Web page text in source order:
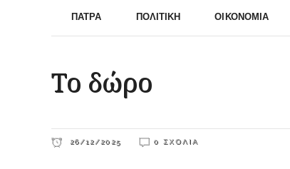
ΠΆΤΡΑ ΠΟΛΙΤΙΚΉ ΟΙΚΟΝΟΜΊΑ
Το δώρο
26/12/2025 0 ΣΧΌΛΙΑ